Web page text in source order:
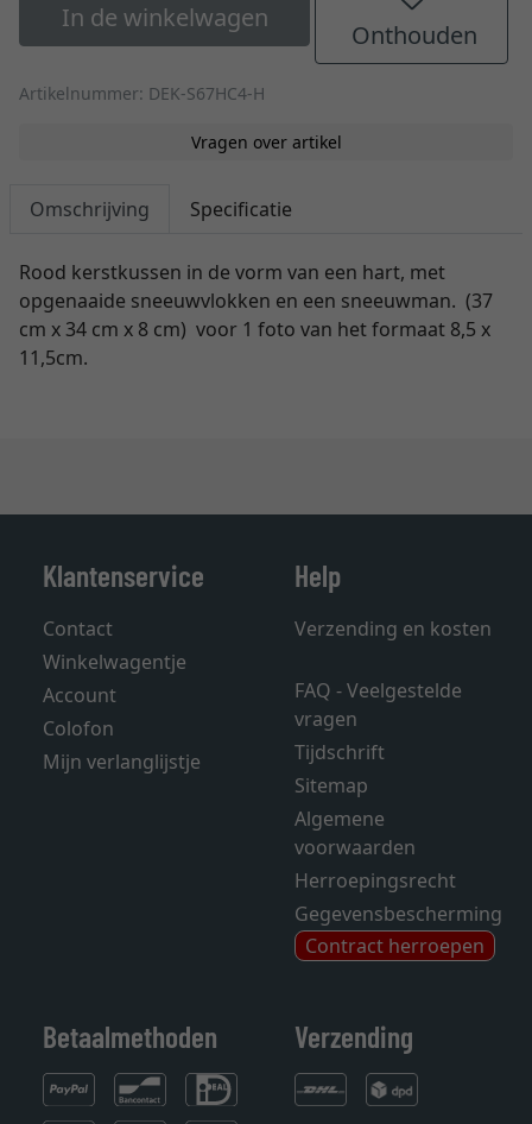
In de winkelwagen
Onthouden
Artikelnummer: DEK-S67HC4-H
Vragen over artikel
Omschrijving Specificatie
Rood kerstkussen in de vorm van een hart, met
opgenaaide sneeuwvlokken en een sneeuwman. (37
cm x 34 cm x 8 cm) voor 1 foto van het formaat 8,5 x
11,5cm.
Klantenservice
Contact
Winkelwagentje
Account
Colofon
Mijn verlanglijstje
Help
Verzending en kosten
FAQ - Veelgestelde
vragen
Tijdschrift
Sitemap
Algemene
voorwaarden
Herroepingsrecht
Gegevensbescherming
Contract herroepen
Betaalmethoden Verzending